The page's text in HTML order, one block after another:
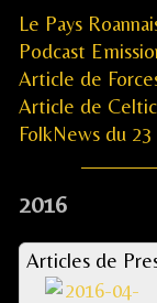
Le Pays
Podcast
Article de
Article de
FolkNews du
2016
Articles de